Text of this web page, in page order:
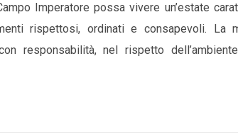
Imperatore possa vivere un’estate
rispettosi, ordinati e consapevoli. La
responsabilità, nel rispetto